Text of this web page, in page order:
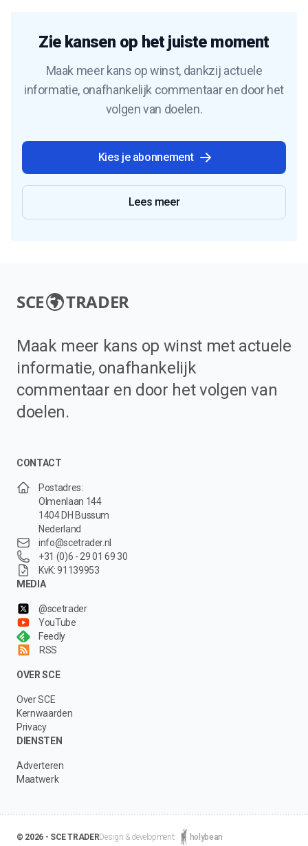
Zie kansen op het juiste moment
Maak meer kans op winst, dankzij actuele
informatie, onafhankelijk commentaar en door het
volgen van doelen.
Kies je abonnement
Lees meer
SCE TRADER
Maak meer kans op winst met actuele
informatie, onafhankelijk
commentaar en door het volgen van
doelen.
CONTACT
Postadres:
Olmenlaan 144
1404 DH Bussum
Nederland
info@scetrader.nl
+31 (0)6 - 29 01 69 30
KvK: 91139953
MEDIA
@scetrader
YouTube
Feedly
RSS
OVER SCE
Over SCE
Kernwaarden
Privacy
DIENSTEN
Adverteren
Maatwerk
© 2026 - SCE TRADERDesign & development: holybean